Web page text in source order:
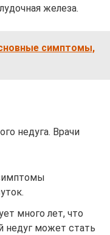
железа.
симптомы,
недуга. Врачи
много лет, что
недуг может стать